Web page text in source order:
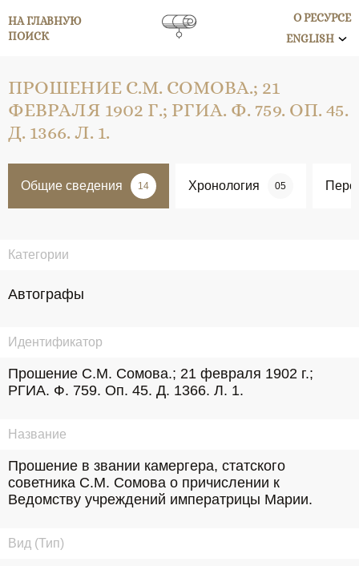
НА ГЛАВНУЮ
ПОИСК
О РЕСУРСЕ
ENGLISH
ПРОШЕНИЕ С.М. СОМОВА.; 21
ФЕВРАЛЯ 1902 Г.; РГИА. Ф. 759. ОП. 45.
Д. 1366. Л. 1.
Общие сведения 14 Хронология 05
Категории
Автографы
Идентификатор
Прошение С.М. Сомова.; 21 февраля 1902 г.;
РГИА. Ф. 759. Оп. 45. Д. 1366. Л. 1.
Название
Прошение в звании камергера, статского
советника С.М. Сомова о причислении к
Ведомству учреждений императрицы Марии.
Вид (Тип)